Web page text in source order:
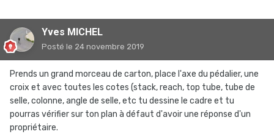
Yves MICHEL
Posté le 24 novembre 2019
Prends un grand morceau de carton, place l'axe du pédalier, une
croix et avec toutes les cotes (stack, reach, top tube, tube de
selle, colonne, angle de selle, etc tu dessine le cadre et tu
pourras vérifier sur ton plan à défaut d'avoir une réponse d'un
propriétaire.